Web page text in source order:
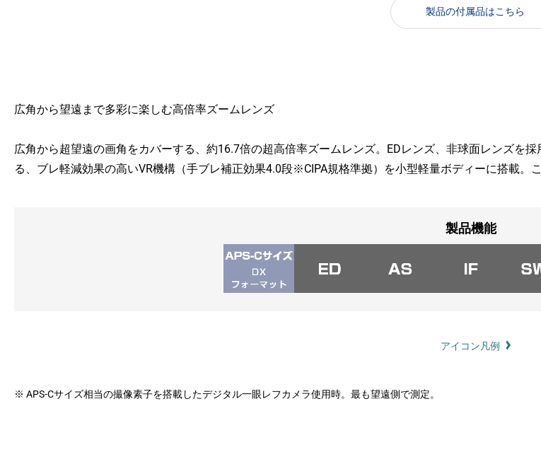
製品の付属品はこちら
広角から望遠まで多彩に楽しむ高倍率ズームレンズ
広角から超望遠の画角をカバーする、約16.7倍の超高倍率ズームレンズ。EDレンズ、非球面レンズを
る、ブレ軽減効果の高いVR機構（手ブレ補正効果4.0段※CIPA規格準拠）を小型軽量ボディーに搭載。
製品機能
アイコン凡例
※ APS-Cサイズ相当の撮像素子を搭載したデジタル一眼レフカメラ使用時。最も望遠側で測定。